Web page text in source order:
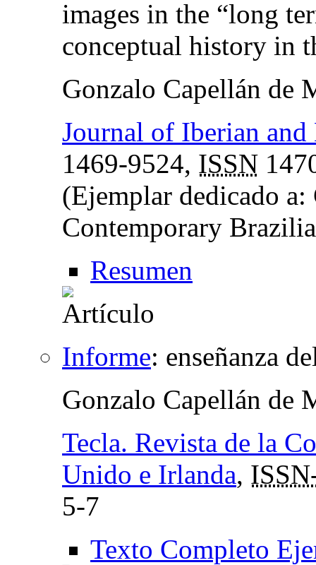
images in the “long
conceptual history in
Gonzalo Capellán de
Journal of Iberian
1469-9524, ISSN
(Ejemplar dedicado
Contemporary
Resumen
Informe: enseñanza
Gonzalo Capellán de
Tecla. Revista de la
Unido e Irlanda,
5-7
Texto Completo